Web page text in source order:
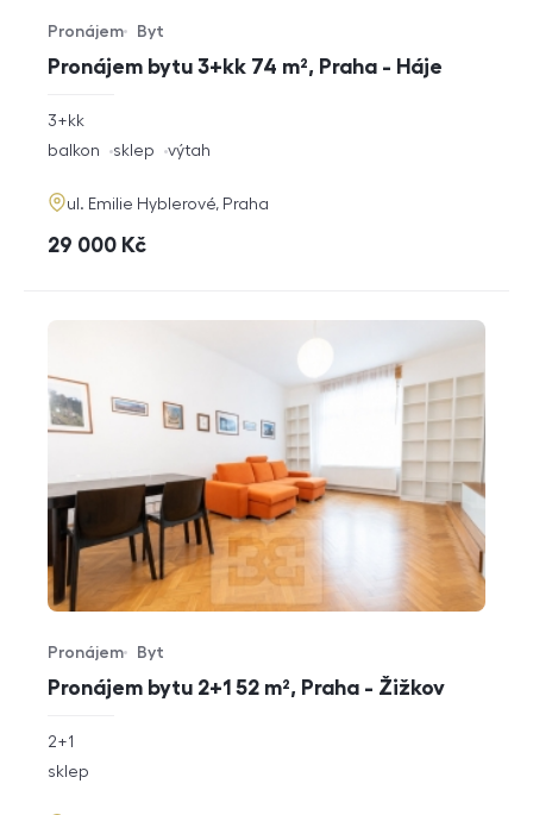
Pronájem bytu 3+kk 74 m², Praha - Háje
Typ nabídky
Pronájem
Typ nemovitosti
Byt
rozměry
3+kk
funkce
balkon sklep výtah
adresa
ul. Emilie Hyblerové, Praha
cena
29 000 Kč
Pronájem bytu 2+1 52 m², Praha - Žižkov
Typ nabídky
Pronájem
Typ nemovitosti
Byt
rozměry
2+1
funkce
sklep